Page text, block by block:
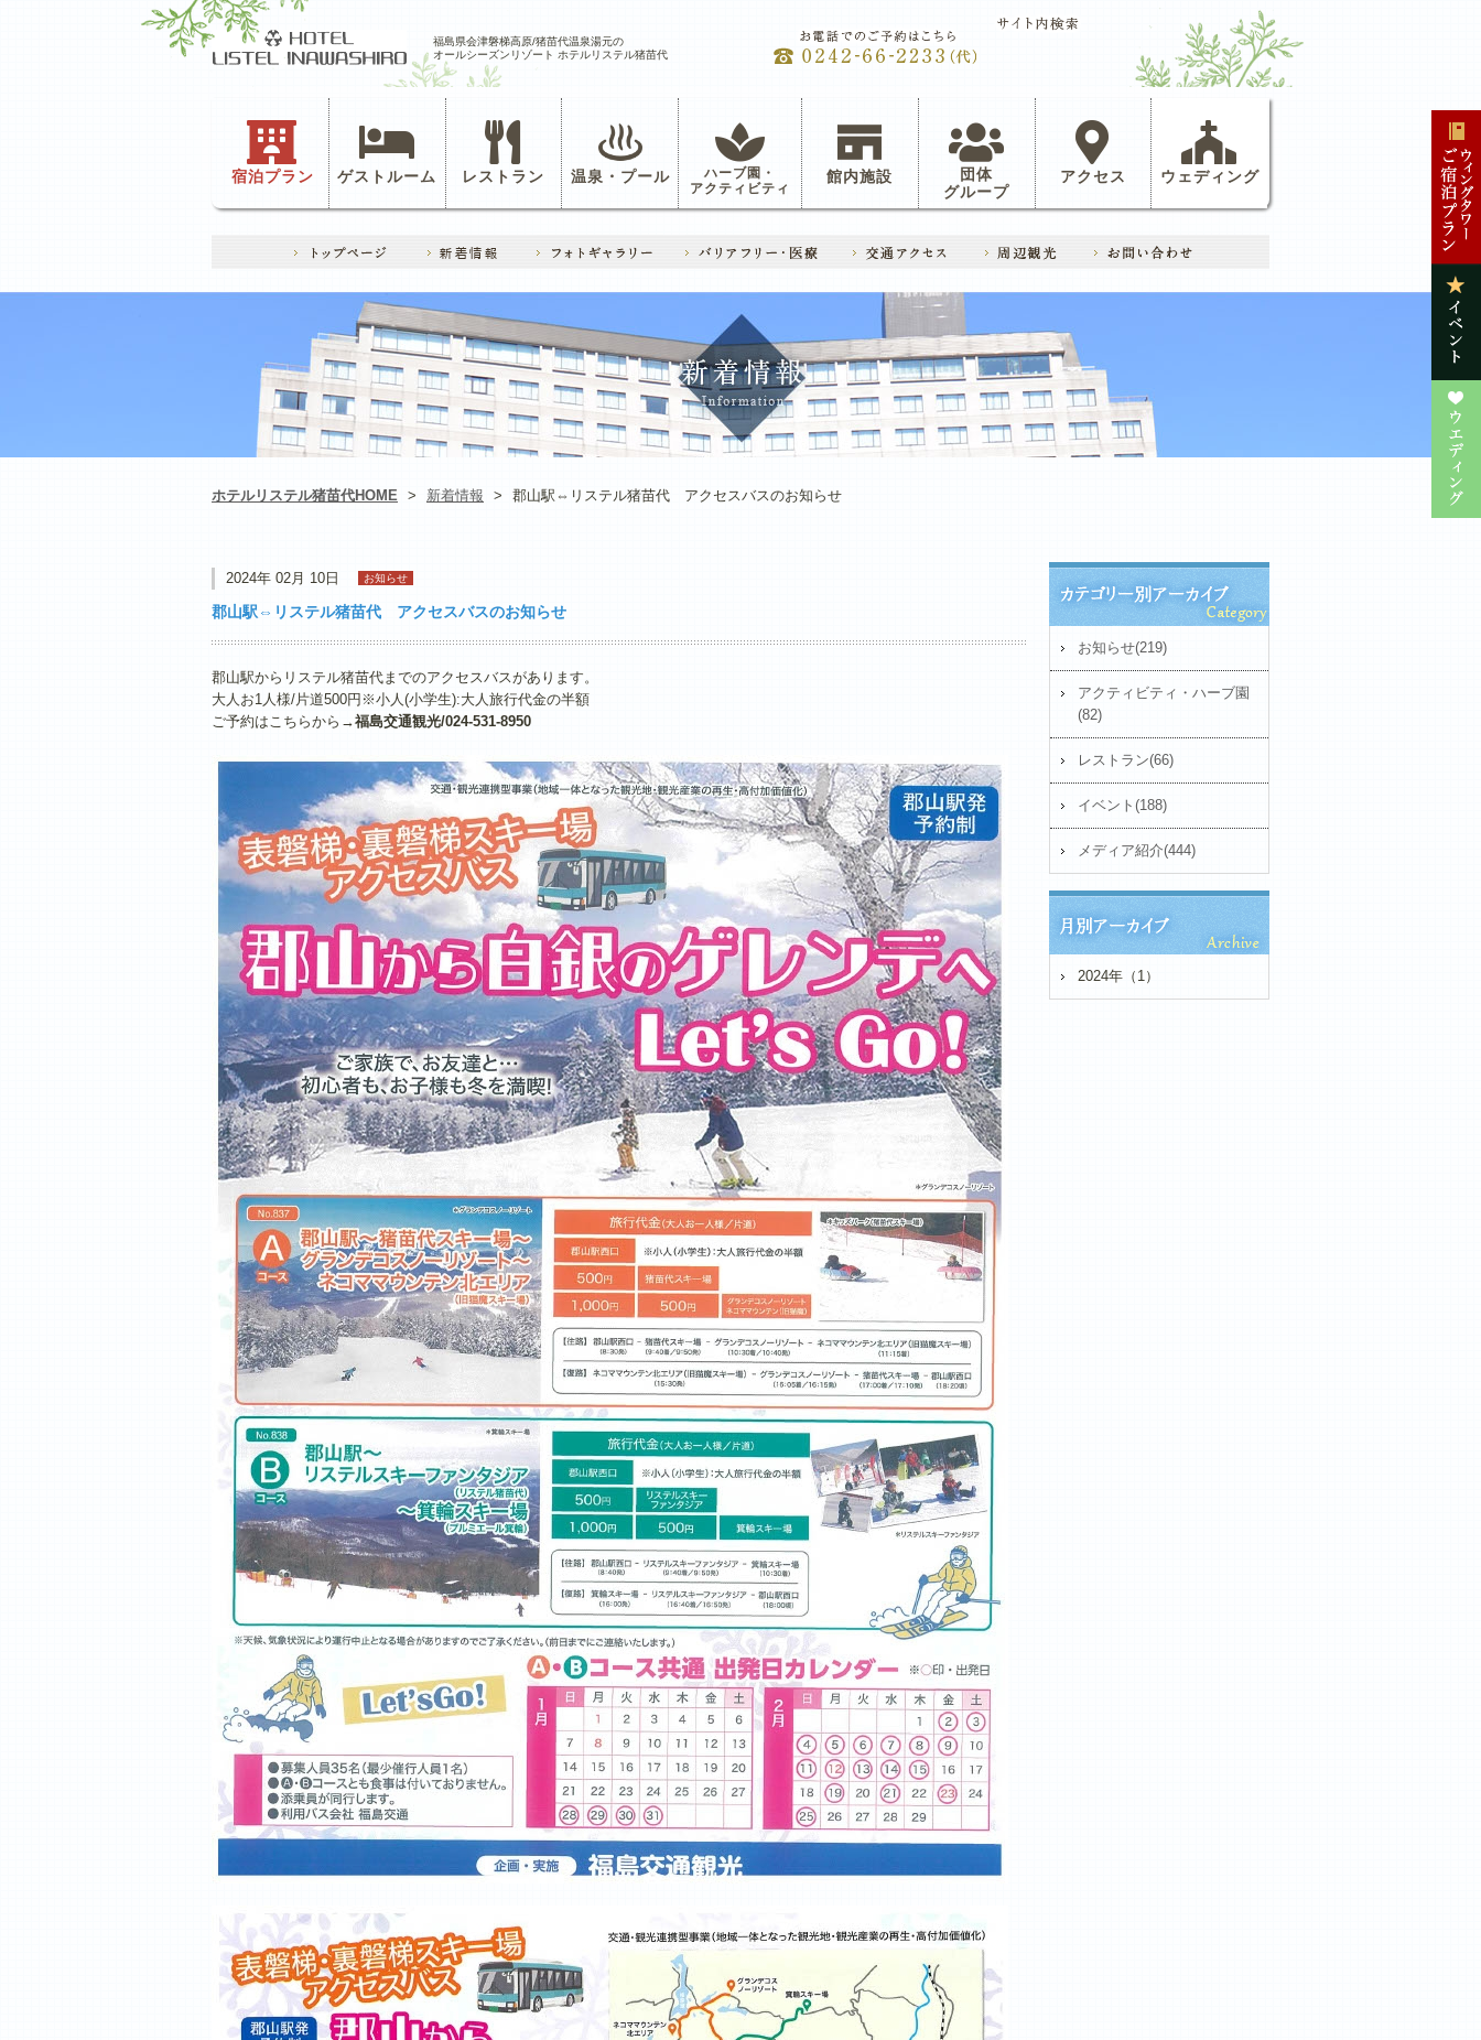
福島県会津磐梯高原/猪苗代温泉湯元の
オールシーズンリゾート ホテルリステル猪苗代
宿泊プラン ゲストルーム レストラン 温泉・プール ハーブ園・
アクティビティ
館内施設
団体
グループ
アクセス ウェディング
ホテルリステル猪苗代HOME > 新着情報 > 郡山駅⇔リステル猪苗代 アクセスバスのお知らせ
2024年 02月 10日 お知らせ
郡山駅⇔リステル猪苗代 アクセスバスのお知らせ
郡山駅からリステル猪苗代までのアクセスバスがあります。
大人お1人様/片道500円※小人(小学生):大人旅行代金の半額
ご予約はこちらから→福島交通観光/024-531-8950
お知らせ(219)
アクティビティ・ハーブ園
(82)
レストラン(66)
イベント(188)
メディア紹介(444)
2024年（1）